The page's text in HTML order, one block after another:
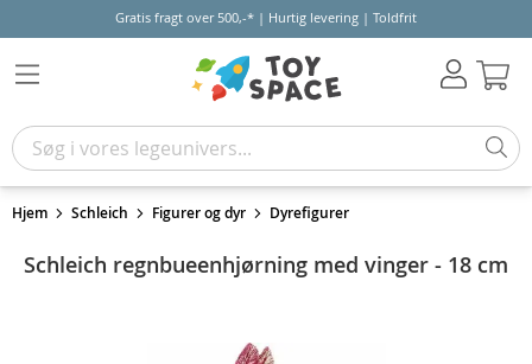
Gratis fragt over 500,-* | Hurtig levering | Toldfrit
Hjem Schleich Figurer og dyr Dyrefigurer
Schleich regnbueenhjørning med vinger - 18 cm